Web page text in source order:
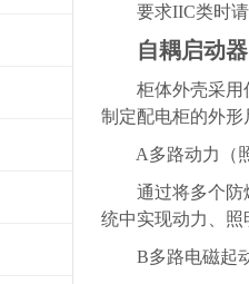
要求IIC类时请
自耦启动
柜体外壳采用优
制定配电柜的外
A多路动力（
通过将多个防爆
统中实现动力、
B多路电磁起